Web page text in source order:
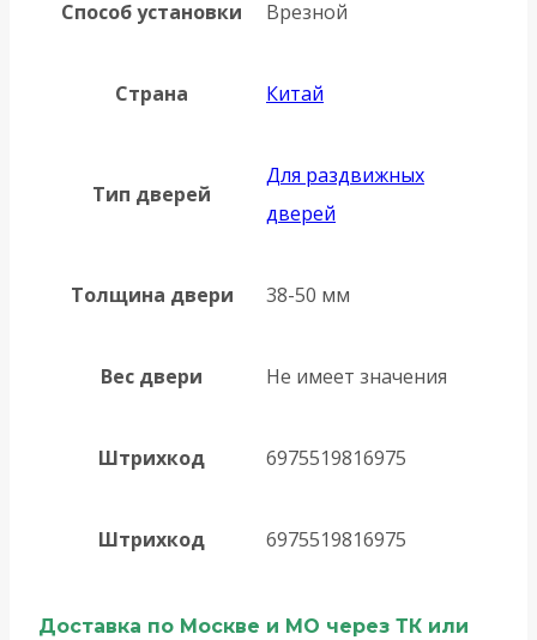
Способ установки Врезной
Страна Китай
Тип дверей
Для раздвижных
дверей
Толщина двери 38-50 мм
Вес двери Не имеет значения
Штрихкод 6975519816975
Штрихкод 6975519816975
Доставка по Москве и МО через ТК или